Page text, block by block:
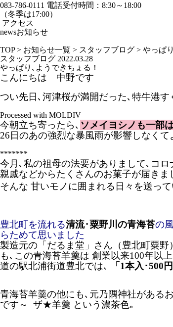
083-786-0111 電話受付時間：8:30～18:00
（冬季は17:00）
アクセス
newsお知らせ
TOP> お知らせ一覧 > スタッフブログ > やっぱ
スタッフブログ 2022.03.28
やっぱり､ようできちょる！
こんにちは 中野です
つい先日､河津桜が満開だった､特牛港す
Processed with MOLDIV
今朝立ち寄ったら､ ソメイヨシノも一部
26日のあの強烈な暴風雨が影響しなくて
*******
今月､私の祖母の法要がありまして､コ
親戚などからたくさんのお菓子が届き
そんな 甘いモノに囲まれる日々を送っ
豊北町を流れる清流･粟野川の青海苔の
らためて思いました
製造元の「だるま堂」さん（豊北町粟野
も､この青海苔羊羹は 創業以来100年以
道の駅北浦街道豊北では､
「1本入･500
青海苔羊羹の他にも､元乃隅神社がある
です～ ザ★羊羹 という濃茶色｡